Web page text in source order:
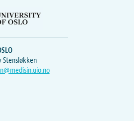
Stensløkken